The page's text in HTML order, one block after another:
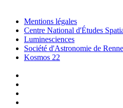
Mentions légales
Centre National d'Études
Luminesciences
Société d'Astronomie de
Kosmos 22